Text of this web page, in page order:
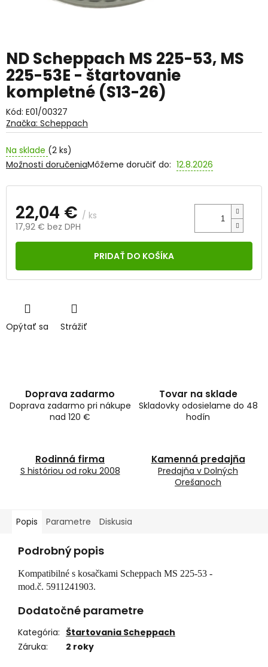
ND Scheppach MS 225-53, MS
225-53E - štartovanie
kompletné (S13-26)
Kód: E01/00327
Na sklade (2 ks)
Môžeme doručiť do: 12.8.2026
Možnosti doručenia
22,04 € / ks
17,92 € bez DPH
Jednotková
PRIDAŤ DO KOŠÍKA
Opýtať sa Strážiť
Značka: Scheppach
Doprava zadarmo
Doprava zadarmo pri nákupe
nad 120 €
Tovar na sklade
Skladovky odosielame do 48
hodín
Rodinná firma
S históriou od roku 2008
Kamenná predajňa
Predajňa v Dolných
Orešanoch
Popis Parametre Diskusia
Podrobný popis
Kompatibilné s kosačkami Scheppach MS 225-53 -
mod.č. 5911241903.
Dodatočné parametre
Kategória: Štartovania Scheppach
Záruka: 2 roky